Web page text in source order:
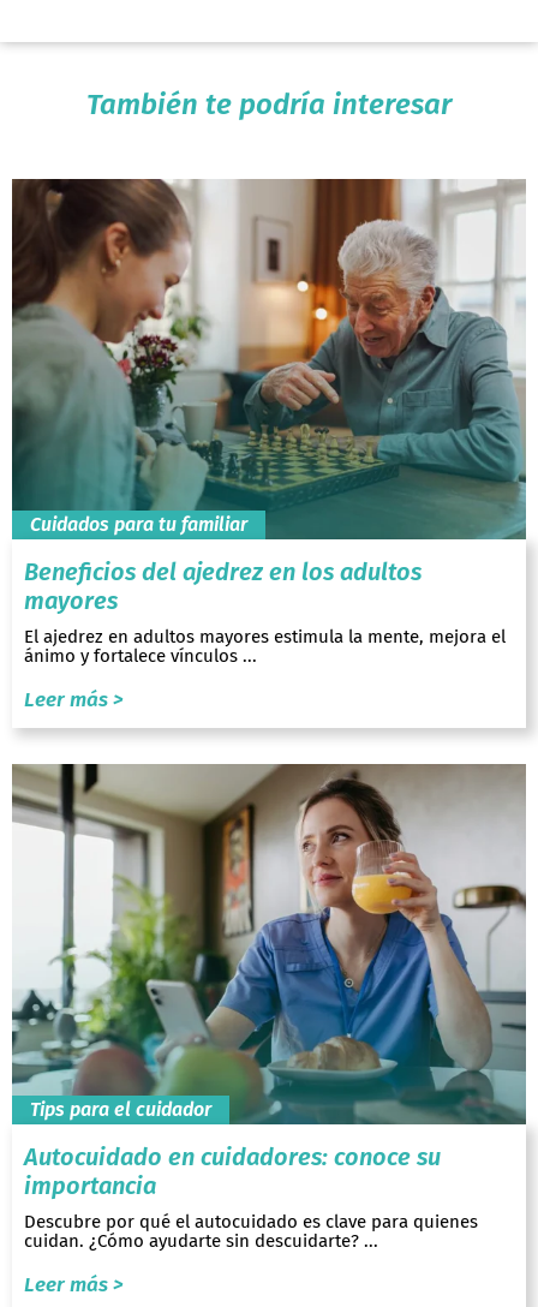
También te podría interesar
Cuidados para tu familiar
Beneficios del ajedrez en los adultos
mayores
El ajedrez en adultos mayores estimula la mente, mejora el
ánimo y fortalece vínculos ...
Leer más >
Tips para el cuidador
Autocuidado en cuidadores: conoce su
importancia
Descubre por qué el autocuidado es clave para quienes
cuidan. ¿Cómo ayudarte sin descuidarte? ...
Leer más >